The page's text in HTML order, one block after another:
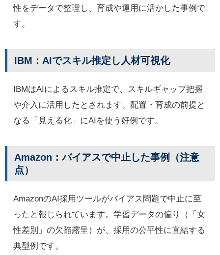
性をデータで整理し、育成や運用に活かした事例で
す。
IBM：AIでスキル推定し人材可視化
IBMはAIによるスキル推定で、スキルギャップ把握
や介入に活用したとされます。配置・育成の前提と
なる「見える化」にAIを使う好例です。
Amazon：バイアスで中止した事例（注意
点）
AmazonのAI採用ツールがバイアス問題で中止に至
ったと報じられています。学習データの偏り（「女
性差別」の欠陥露呈）が、採用の公平性に直結する
典型例です。